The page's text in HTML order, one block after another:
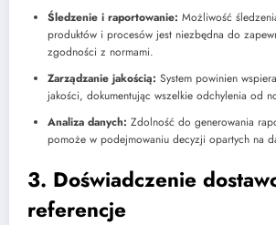
Śledzenie i raportowanie: Możliwość
produktów i procesów jest niezbędna do
zgodności z normami.
Zarządzanie jakością: System powinien
jakości, dokumentując wszelkie odchylenia od
Analiza danych: Zdolność do generowania
pomoże w podejmowaniu decyzji opartych na
3. Doświadczenie
referencje